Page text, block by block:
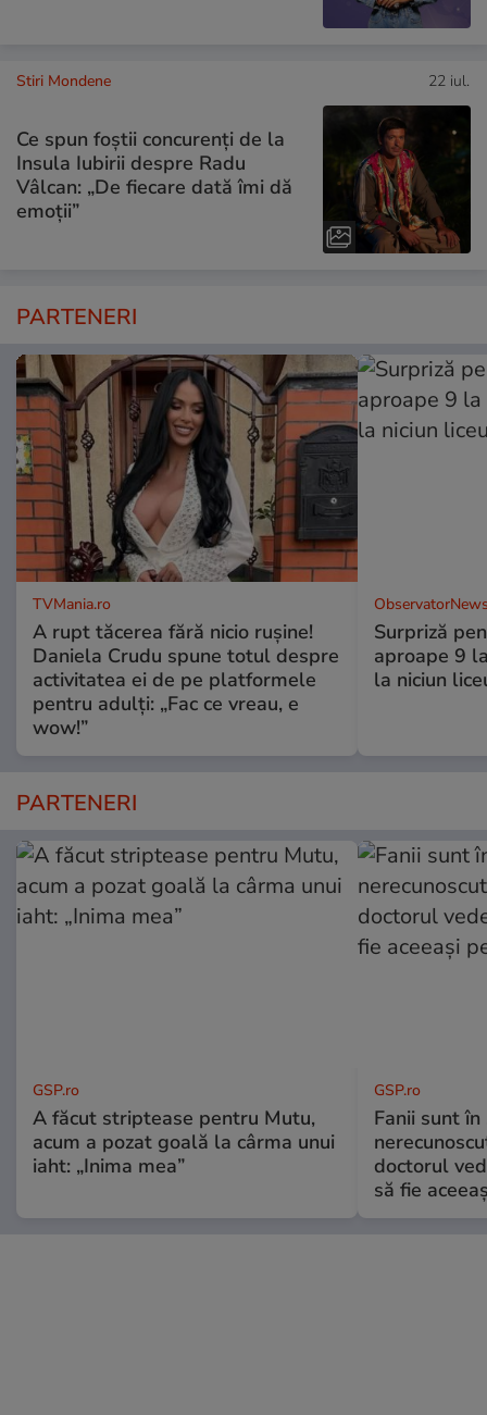
Stiri Mondene 22 iul.
Ce spun foștii concurenți de la
Insula Iubirii despre Radu
Vâlcan: „De fiecare dată îmi dă
emoții”
PARTENERI
TVMania.ro
A rupt tăcerea fără nicio rușine!
Daniela Crudu spune totul despre
activitatea ei de pe platformele
pentru adulți: „Fac ce vreau, e
wow!”
Surpriză
aproape 9
la niciun
PARTENERI
GSP.ro
A făcut striptease pentru Mutu,
acum a pozat goală la cârma unui
iaht: „Inima mea”
GSP.ro
Fanii sunt în
doctorul
să fie